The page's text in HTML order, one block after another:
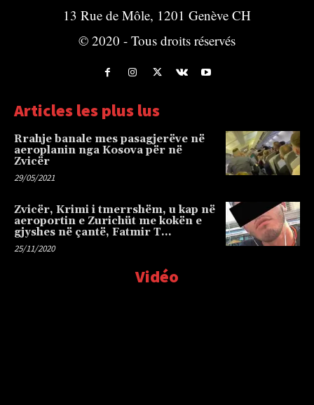
13 Rue de Môle, 1201 Genève CH
© 2020 - Tous droits réservés
Articles les plus lus
Rrahje banale mes pasagjerëve në
aeroplanin nga Kosova për në
Zvicër
29/05/2021
Zvicër, Krimi i tmerrshëm, u kap në
aeroportin e Zurichüt me kokën e
gjyshes në çantë, Fatmir T…
25/11/2020
Vidéo